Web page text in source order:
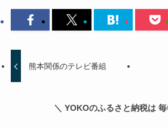
熊本関係のテレビ番組
＼ YOKOのふるさと納税は